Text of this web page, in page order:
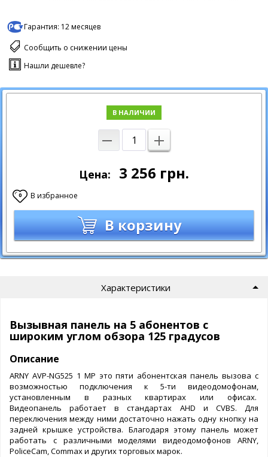
Гарантия: 12 месяцев
Сообщить о снижении цены
Нашли дешевле?
В НАЛИЧИИ
Цена: 3 256 грн.
0 В избранное
В корзину
Характеристики
Вызывная панель на 5 абонентов с
широким углом обзора 125 градусов
Описание
ARNY AVP-NG525 1 МР это пяти абонентская панель вызова с
возможностью подключения к 5-ти видеодомофонам,
установленным в разных квартирах или офисах.
Видеопанель работает в стандартах AHD и CVBS. Для
переключения между ними достаточно нажать одну кнопку на
задней крышке устройства. Благодаря этому панель может
работать с различными моделями видеодомофонов ARNY,
PoliceCam, Commax и других торговых марок.